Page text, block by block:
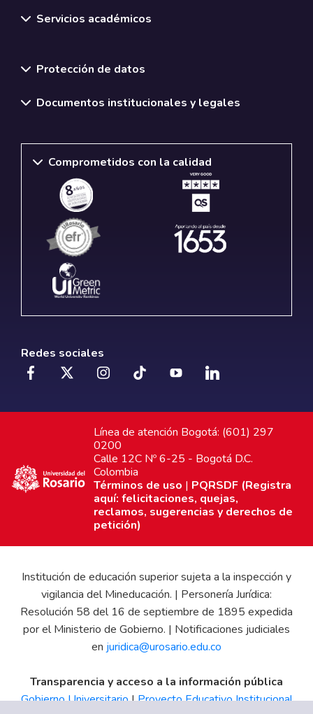
Servicios académicos
Protección de datos
Documentos institucionales y legales
Comprometidos con la calidad
Redes sociales
Línea de atención Bogotá: (601) 297
0200
Calle 12C Nº 6-25 - Bogotá D.C.
Colombia
Términos de uso | PQRSDF (Registra
aquí: felicitaciones, quejas,
reclamos, sugerencias y derechos de
petición)
Institución de educación superior sujeta a la inspección y
vigilancia del Mineducación. | Personería Jurídica:
Resolución 58 del 16 de septiembre de 1895 expedida
por el Ministerio de Gobierno. | Notificaciones judiciales
en juridica@urosario.edu.co
Transparencia y acceso a la información pública
Gobierno Universitario|Proyecto Educativo Institucional